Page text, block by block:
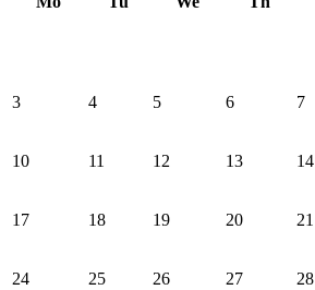
3 4 5 6 7
10 11 12 13 14
17 18 19 20 21
24 25 26 27 28